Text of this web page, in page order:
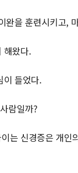
완을 훈련시키고,
해왔다.
이 들었다.
람일까?
는 신경증은 개